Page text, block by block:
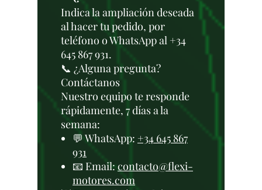
Indica la ampliación deseada
al hacer tu pedido, por
teléfono o WhatsApp al +34
645 867 931.
📞 ¿Alguna pregunta?
Contáctanos
Nuestro equipo te responde
rápidamente, 7 días a la
semana:
💬 WhatsApp: +34 645 867
931
📧 Email:contacto@flexi-
motores.com